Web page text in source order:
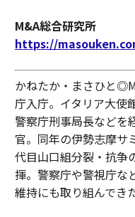
M&A総合研究所
https://
かねたか・まさひと
庁入庁。イタリア大使
警察庁刑事局長などを
官。同年の伊勢志摩サ
代目山口組分裂・抗争
揮。警察庁や警視庁な
維持にも取り組んでき